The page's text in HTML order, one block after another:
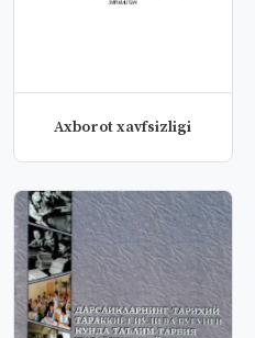
Аxborot xаvfsizligi